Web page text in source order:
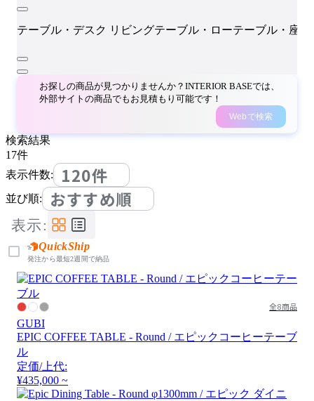
テーブル・デスク リビングテーブル・ローテーブル・座卓
お探しの商品が見つかりませんか？INTERIOR BASEでは、
外部サイトの商品でもお見積もり可能です！
Webで検索
検索結果
17件
表示件数:
120件
並び順: おすすめ順
表示:
QuickShip
発注から最短2週間で納品
全8商品
GUBI
EPIC COFFEE TABLE - Round / エピックコーヒーテーブ
ル
定価/上代:
¥435,000 ~